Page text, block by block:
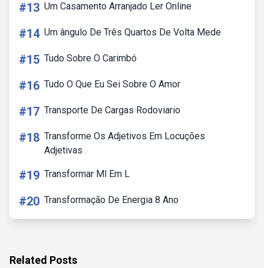
#13 Um Casamento Arranjado Ler Online
#14 Um ângulo De Três Quartos De Volta Mede
#15 Tudo Sobre O Carimbó
#16 Tudo O Que Eu Sei Sobre O Amor
#17 Transporte De Cargas Rodoviario
#18 Transforme Os Adjetivos Em Locuções
Adjetivas
#19 Transformar Ml Em L
#20 Transformação De Energia 8 Ano
Related Posts